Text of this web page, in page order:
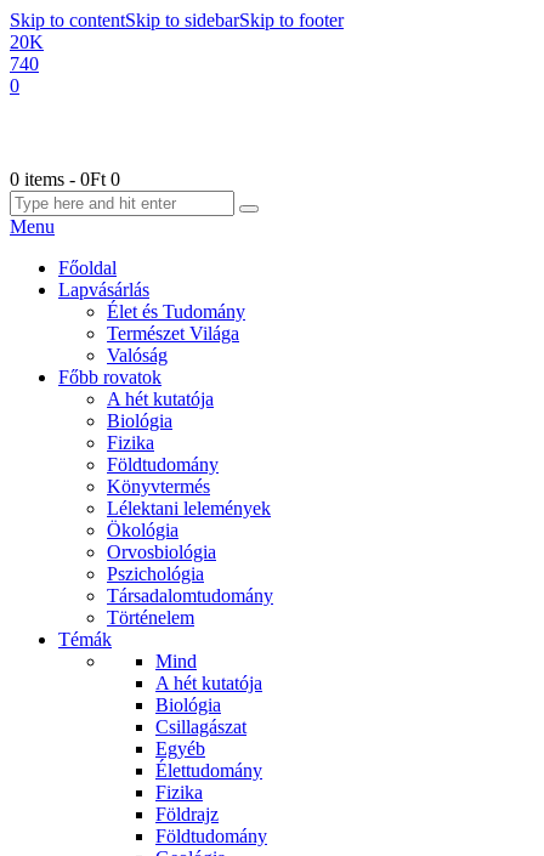
Skip to contentSkip to sidebarSkip to footer
20K
740
0
0 items - 0Ft 0
Menu
Főoldal
Lapvásárlás
Élet és Tudomány
Természet Világa
Valóság
Főbb rovatok
A hét kutatója
Biológia
Fizika
Földtudomány
Könyvtermés
Lélektani lelemények
Ökológia
Orvosbiológia
Pszichológia
Társadalomtudomány
Történelem
Témák
Mind
A hét kutatója
Biológia
Csillagászat
Egyéb
Élettudomány
Fizika
Földrajz
Földtudomány